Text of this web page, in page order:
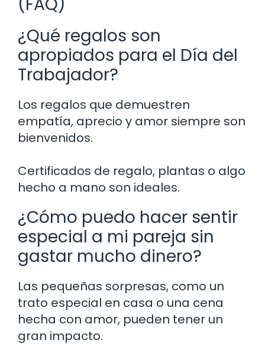
¿Qué regalos son
apropiados para el Día del
Trabajador?
Los regalos que demuestren
empatía, aprecio y amor siempre son
bienvenidos.
Certificados de regalo, plantas o algo
hecho a mano son ideales.
¿Cómo puedo hacer sentir
especial a mi pareja sin
gastar mucho dinero?
Las pequeñas sorpresas, como un
trato especial en casa o una cena
hecha con amor, pueden tener un
gran impacto.